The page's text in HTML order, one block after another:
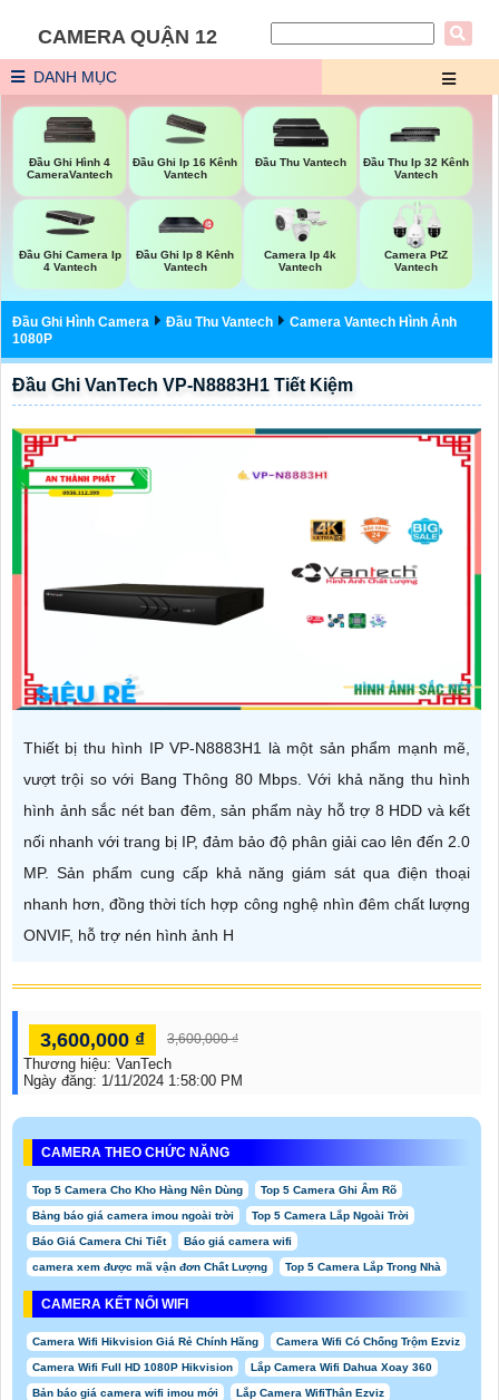
CAMERA QUẬN 12
DANH MỤC
Đầu Ghi Hình 4
CameraVantech
Đầu Ghi Ip 16 Kênh
Vantech
Đầu Thu Vantech
Đầu Thu Ip 32 Kênh
Vantech
Đầu Ghi Camera Ip
4 Vantech
Đầu Ghi Ip 8 Kênh
Vantech
Camera Ip 4k
Vantech
Camera PtZ
Vantech
Đầu Ghi Hình Camera Đầu Thu Vantech
Camera Vantech Hình Ảnh
1080P
Đầu Ghi VanTech VP-N8883H1 Tiết Kiệm
Thiết bị thu hình IP VP-N8883H1 là một sản phẩm mạnh mẽ,
vượt trội so với Bang Thông 80 Mbps. Với khả năng thu hình
hình ảnh sắc nét ban đêm, sản phẩm này hỗ trợ 8 HDD và kết
nối nhanh với trang bị IP, đảm bảo độ phân giải cao lên đến 2.0
MP. Sản phẩm cung cấp khả năng giám sát qua điện thoại
nhanh hơn, đồng thời tích hợp công nghệ nhìn đêm chất lượng
ONVIF, hỗ trợ nén hình ảnh H
3,600,000 ₫ 3,600,000 ₫
Thương hiệu: VanTech
Ngày đăng: 1/11/2024 1:58:00 PM
CAMERA THEO CHỨC NĂNG
Top 5 Camera Cho Kho Hàng Nên Dùng Top 5 Camera Ghi Âm Rõ
Bảng báo giá camera imou ngoài trời Top 5 Camera Lắp Ngoài Trời
Báo Giá Camera Chi Tiết Báo giá camera wifi
camera xem được mã vận đơn Chất Lượng Top 5 Camera Lắp Trong Nhà
CAMERA KẾT NỐI WIFI
Camera Wifi Hikvision Giá Rẻ Chính Hãng Camera Wifi Có Chống Trộm Ezviz
Camera Wifi Full HD 1080P Hikvision Lắp Camera Wifi Dahua Xoay 360
Bản báo giá camera wifi imou mới Lắp Camera WifiThân Ezviz